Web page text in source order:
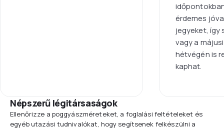
érdemes
jegyeket, így
vagy a
hétvégén is
kaphat.
Népszerű légitársaságok
Ellenőrizze a poggyászméreteket, a foglalási feltételeket és
egyéb utazási tudnivalókat, hogy segítsenek felkészülni a